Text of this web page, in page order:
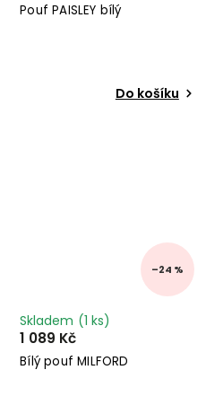
Pouf PAISLEY bílý
Do košíku
–24 %
Bílý pouf MILFORD
Skladem (1 ks)
1 089 Kč